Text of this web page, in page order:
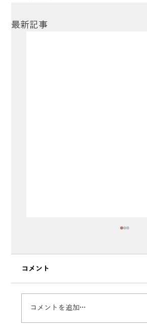
最新記事
コメント
コメントを追加…